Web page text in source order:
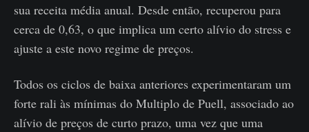
sua receita média anual. Desde então, recuperou para
cerca de 0,63, o que implica um certo alívio do stress e
ajuste a este novo regime de preços.
Todos os ciclos de baixa anteriores experimentaram um
forte rali às mínimas do Multiplo de Puell, associado ao
alívio de preços de curto prazo, uma vez que uma